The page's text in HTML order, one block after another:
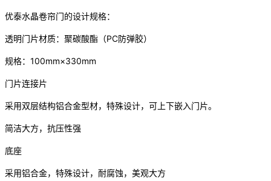
优泰水晶卷帘门的设计规格：
透明门片材质：聚碳酸酯（PC防弹胶）
规格：100mm×330mm
门片连接片
采用双层结构铝合金型材，特殊设计，可上下嵌入门片。
简洁大方，抗压性强
底座
采用铝合金，特殊设计，耐腐蚀，美观大方